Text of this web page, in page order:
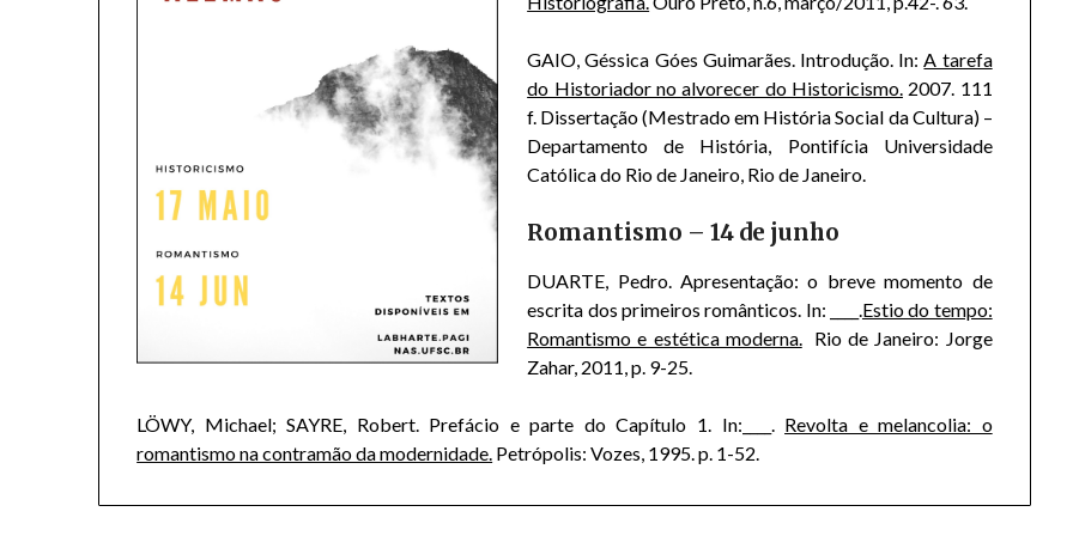
GAIO, Géssica Góes Guimarães. Introdução. In: A tarefa
do Historiador no alvorecer do Historicismo. 2007. 111
f. Dissertação (Mestrado em História Social da Cultura) –
Departamento de História, Pontifícia Universidade
Católica do Rio de Janeiro, Rio de Janeiro.
Romantismo – 14 de junho
DUARTE, Pedro. Apresentação: o breve momento de
escrita dos primeiros românticos. In: ____. Estio do tempo:
Romantismo e estética moderna.
Rio de Janeiro: Jorge
Zahar, 2011, p. 9-25.
LÖWY, Michael; SAYRE, Robert. Prefácio e parte do Capítulo 1. In:____. Revolta e melancolia: o
romantismo na contramão da modernidade. Petrópolis: Vozes, 1995. p. 1-52.